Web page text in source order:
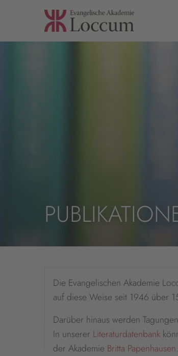
Die Evangelischen Akademie
auf diese Weise seit 1946 über
Darüber hinaus werden
In unserer Literaturdatenbank
der Akademie Britta Papenhausen.